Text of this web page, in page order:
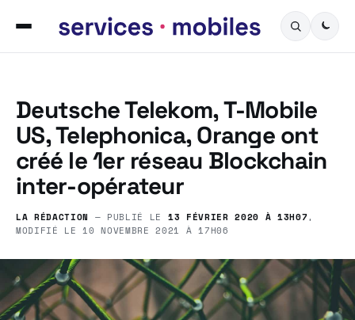
Deutsche Telekom, T-Mobile
US, Telephonica, Orange ont
créé le 1er réseau Blockchain
inter-opérateur
LA RÉDACTION — PUBLIÉ LE 13 FÉVRIER 2020 À 13H07,
MODIFIÉ LE10 NOVEMBRE 2021 À 17H06